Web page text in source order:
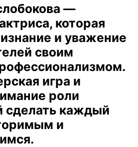
—
которая
и уважение
своим
игра и
роли
сделать каждый
и